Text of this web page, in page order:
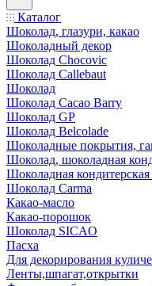
Каталог
Шоколад, глазури, какао
Шоколадный декор
Шоколад Chocovic
Шоколад Callebaut
Шоколад
Шоколад Cacao Barry
Шоколад GP
Шоколад Belcolade
Шоколадные покрытия,
Шоколад, шоколадная
Шоколадная кондитерская
Шоколад Carma
Какао-масло
Какао-порошок
Шоколад SICAO
Пасха
Для декорирования
Ленты,шпагат,открытки